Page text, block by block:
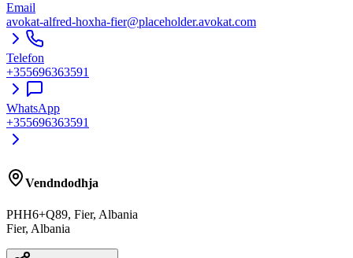
Email
avokat-alfred-hoxha-fier@placeholder.avokat.com
Telefon
+355696363591
WhatsApp
+355696363591
Vendndodhja
PHH6+Q89, Fier, Albania
Fier, Albania